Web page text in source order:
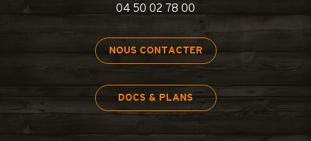
04 50 02 78 00
NOUS CONTACTER
DOCS & PLANS